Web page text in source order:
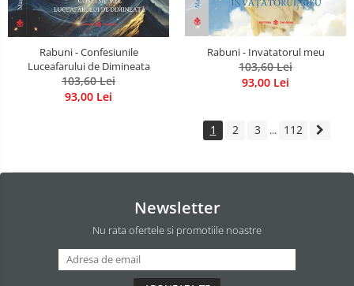
Rabuni - Confesiunile
Luceafarului de Dimineata
103,60 Lei
93,00 Lei
Rabuni - Invatatorul meu
103,60 Lei
93,00 Lei
1 2 3 ... 112
Newsletter
Nu rata ofertele si promotiile noastre